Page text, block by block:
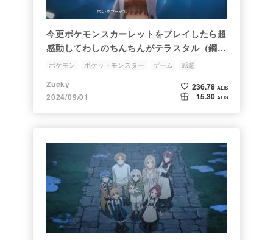
今更ポケモンスカーレットをプレイしたら超
感動してわしのちんちんがテラスタル（鋼）
した。
ポケモン ポケットモンスター ゲーム 感想
Zucky
2024/09/01
236.78 ALIS
15.30 ALIS